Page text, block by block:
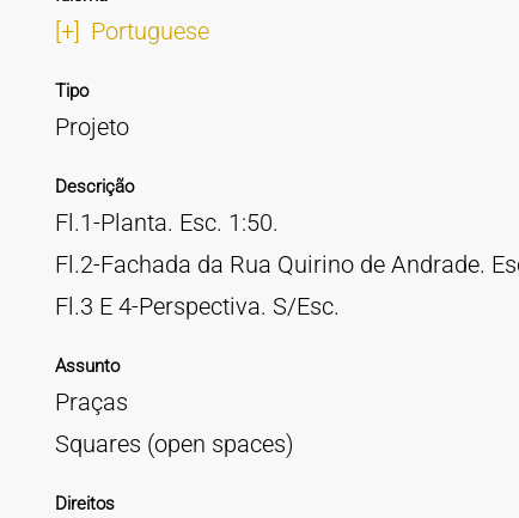
[+] Portuguese
Tipo
Projeto
Descrição
Fl.1-Planta. Esc. 1:50.
Fl.2-Fachada da Rua Quirino de Andrade.
Fl.3 E 4-Perspectiva. S/Esc.
Assunto
Praças
Squares (open spaces)
Direitos